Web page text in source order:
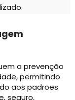
a prevenção
permitindo
aos padrões
seguro,